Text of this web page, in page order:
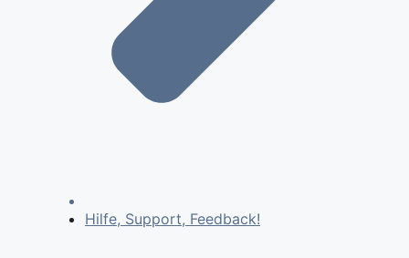
Hilfe, Support, Feedback!